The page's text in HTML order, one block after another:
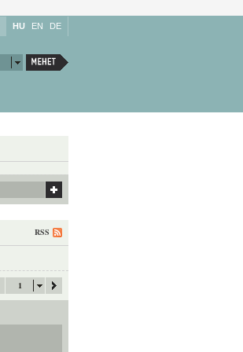
HU EN DE
RSS
1